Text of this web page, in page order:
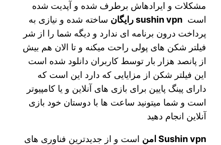
مشکلات و ایرادهاش برطرف شده و آپدیت شده
استsushin vpn رایگان
ساخته شده و نیازی به
پرداخت درون برنامه ای ندارد و دیگه شما را از شر
فیلتر شکن های پولی راحت میکنه و تا الان هم بیش
از پانصد هزار بار توسط کاربران دانلود شده است
این فیلتر شکن از مزایایی که دارد این است که
دارای پینگ پایین برای بازی های آنلاین و یا کامپیوتر
است و شما میتونید ساعت ها با دوستان خود بازی
آنلاین انجام دهید
Sushin vpn امن
است و از جدیدترین فناوری های